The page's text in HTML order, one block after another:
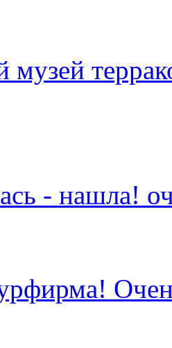
музей
- нашла!